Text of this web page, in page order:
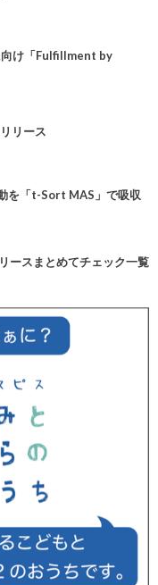
向け「Fulfillment by
リース
を「t-Sort MAS」で吸収
ースまとめてチェック一覧